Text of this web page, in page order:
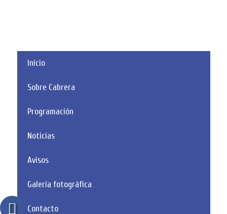
Inicio
Sobre Cabrera
Programación
Noticias
Avisos
Galería fotográfica
Contacto